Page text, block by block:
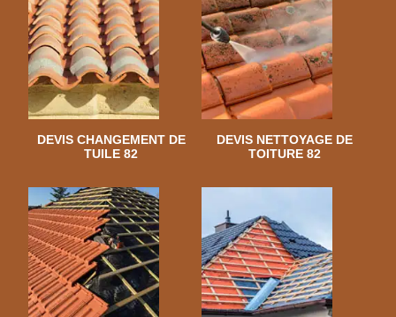
DEVIS CHANGEMENT DE
TUILE 82
DEVIS NETTOYAGE DE
TOITURE 82